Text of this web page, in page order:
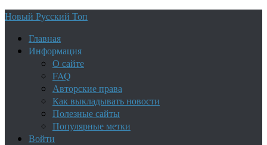
Новый Русский Топ
Главная
Информация
О сайте
FAQ
Авторские права
Как выкладывать новости
Полезные сайты
Популярные метки
Войти